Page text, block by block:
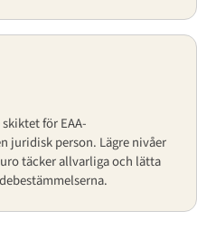
för EAA-
juridisk person. Lägre nivåer
täcker allvarliga och lätta